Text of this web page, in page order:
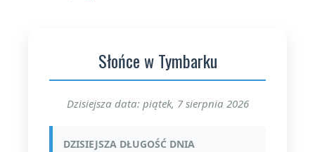
Słońce w Tymbarku
Dzisiejsza data: piątek, 7 sierpnia 2026
DZISIEJSZA DŁUGOŚĆ DNIA